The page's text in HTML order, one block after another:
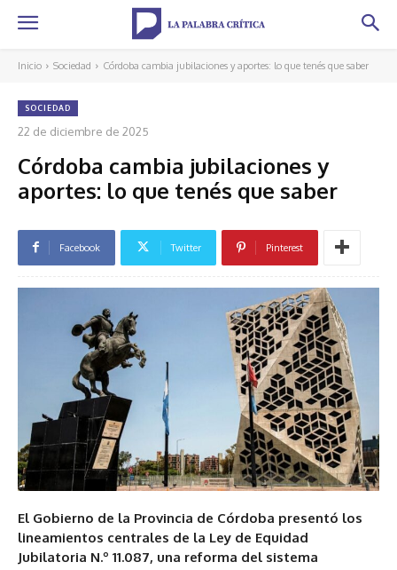
Inicio Sociedad Córdoba cambia jubilaciones y aportes: lo que tenés que saber
SOCIEDAD
22 de diciembre de 2025
Córdoba cambia jubilaciones y
aportes: lo que tenés que saber
Facebook Twitter Pinterest
El Gobierno de la Provincia de Córdoba presentó los
lineamientos centrales de la Ley de Equidad
Jubilatoria N.º 11.087, una reforma del sistema